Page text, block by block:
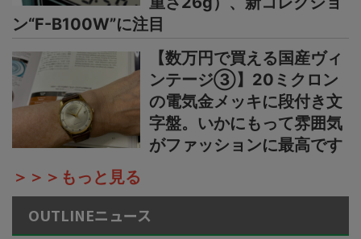
ン“F-B100W”に注目
【数万円で買える国産ヴィ
ンテージ③】20ミクロン
の電気金メッキに段付き文
字盤。いかにもって雰囲気
がファッションに最高です
＞＞＞もっと見る
OUTLINEニュース